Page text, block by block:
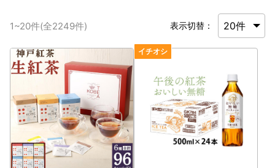
1~20件(全2249件) 表示切替：